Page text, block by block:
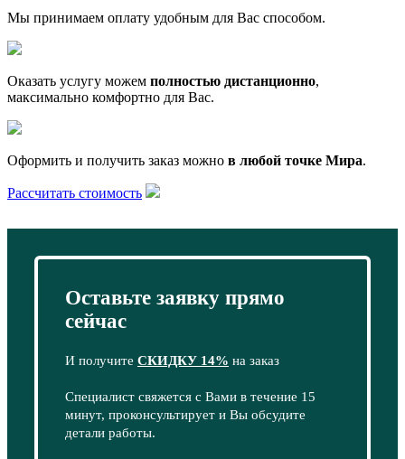
Мы принимаем оплату удобным для Вас способом.
Оказать услугу можем полностью дистанционно,
максимально комфортно для Вас.
Оформить и получить заказ можно в любой точке Мира.
Рассчитать стоимость
Оставьте заявку прямо
сейчас
И получите СКИДКУ 14% на заказ
Специалист свяжется с Вами в течение 15
минут, проконсультирует и Вы обсудите
детали работы.